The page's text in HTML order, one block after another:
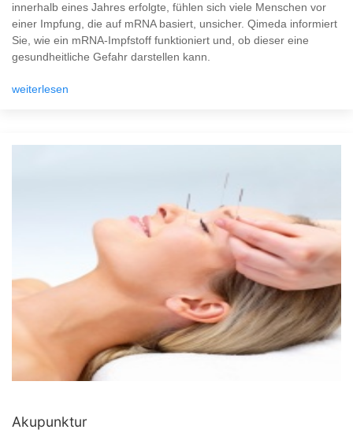
innerhalb eines Jahres erfolgte, fühlen sich viele Menschen vor
einer Impfung, die auf mRNA basiert, unsicher. Qimeda informiert
Sie, wie ein mRNA-Impfstoff funktioniert und, ob dieser eine
gesundheitliche Gefahr darstellen kann.
weiterlesen
Akupunktur